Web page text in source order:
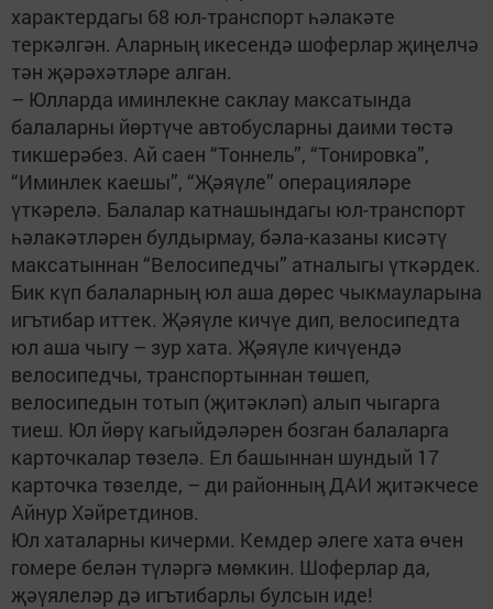
характердагы 68 юл-транспорт һәлакәте
теркәлгән. Аларның икесендә шоферлар җиңелчә
тән җәрәхәтләре алган.
– Юлларда иминлекне саклау максатында
балаларны йөртүче автобусларны даими төстә
тикшерәбез. Ай саен “Тоннель”, “Тонировка”,
“Иминлек каешы”, “Җәяүле” операцияләре
үткәрелә. Балалар катнашындагы юл-транспорт
һәлакәтләрен булдырмау, бәла-казаны кисәтү
максатыннан “Велосипедчы” атналыгы үткәрдек.
Бик күп балаларның юл аша дөрес чыкмауларына
игътибар иттек. Җәяүле кичүе дип, велосипедта
юл аша чыгу – зур хата. Җәяүле кичүендә
велосипедчы, транспортыннан төшеп,
велосипедын тотып (җитәкләп) алып чыгарга
тиеш. Юл йөрү кагыйдәләрен бозган балаларга
карточкалар төзелә. Ел башыннан шундый 17
карточка төзелде, – ди районның ДАИ җитәкчесе
Айнур Хәйретдинов.
Юл хаталарны кичерми. Кемдер әлеге хата өчен
гомере белән түләргә мөмкин. Шоферлар да,
җәүялеләр дә игътибарлы булсын иде!